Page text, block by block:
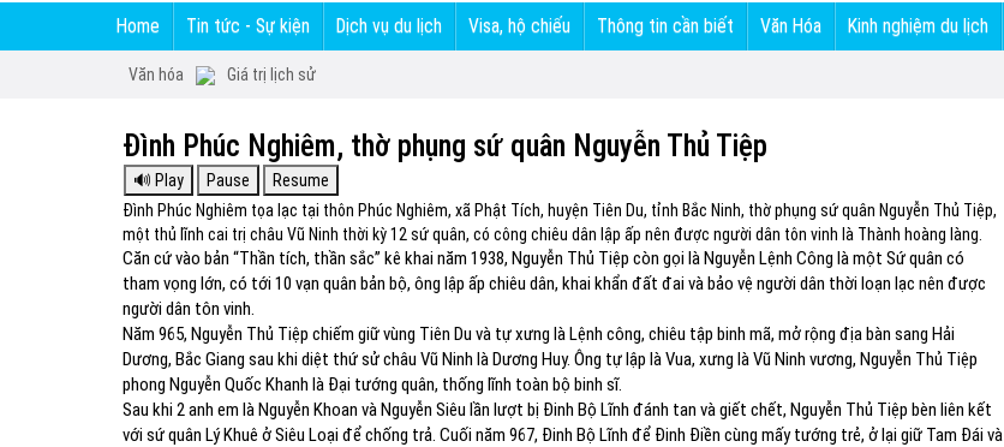
Home Tin tức - Sự kiện Dịch vụ du lịch Visa, hộ chiếu Thông tin cần biết Văn Hóa Kinh nghiệm du lịch
Văn hóa Giá trị lịch sử
Đình Phúc Nghiêm, thờ phụng sứ quân Nguyễn Thủ Tiệp
Đình Phúc Nghiêm tọa lạc tại thôn Phúc Nghiêm, xã Phật Tích, huyện Tiên Du, tỉnh Bắc Ninh, thờ phụng sứ quân Nguyễn Thủ Tiệp,
một thủ lĩnh cai trị châu Vũ Ninh thời kỳ 12 sứ quân, có công chiêu dân lập ấp nên được người dân tôn vinh là Thành hoàng làng.
Căn cứ vào bản “Thần tích, thần sắc” kê khai năm 1938, Nguyễn Thủ Tiệp còn gọi là Nguyễn Lệnh Công là một Sứ quân có
tham vọng lớn, có tới 10 vạn quân bản bộ, ông lập ấp chiêu dân, khai khẩn đất đai và bảo vệ người dân thời loạn lạc nên được
người dân tôn vinh.
Năm 965, Nguyễn Thủ Tiệp chiếm giữ vùng Tiên Du và tự xưng là Lệnh công, chiêu tập binh mã, mở rộng địa bàn sang Hải
Dương, Bắc Giang sau khi diệt thứ sử châu Vũ Ninh là Dương Huy. Ông tự lập là Vua, xưng là Vũ Ninh vương, Nguyễn Thủ Tiệp
phong Nguyễn Quốc Khanh là Đại tướng quân, thống lĩnh toàn bộ binh sĩ.
Sau khi 2 anh em là Nguyễn Khoan và Nguyễn Siêu lần lượt bị Đinh Bộ Lĩnh đánh tan và giết chết, Nguyễn Thủ Tiệp bèn liên kết
với sứ quân Lý Khuê ở Siêu Loại để chống trả. Cuối năm 967, Đinh Bộ Lĩnh để Đinh Điền cùng mấy tướng trẻ, ở lại giữ Tam Đái và